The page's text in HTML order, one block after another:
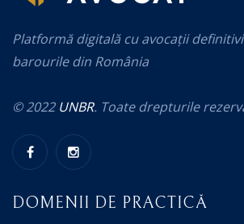
Platformă digitală cu avocații
barourile din România
© 2022 UNBR. Toate drepturile
DOMENII DE PRACTICĂ